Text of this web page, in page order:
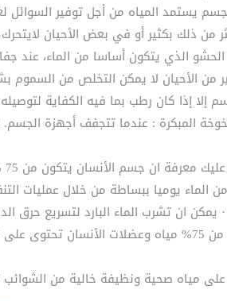
يستمد المياه من أجل توفير
من ذلك بكثير أو في بعض الأحيان
من الأحيان لا يمكن التخلص من
إلا إذا كان رطب بما فيه الكفاية
· يمكن ان تشرب الماء البارد لتسريع حرق
على 92%
مياه صحية ونظيفة خالية من الشوائب